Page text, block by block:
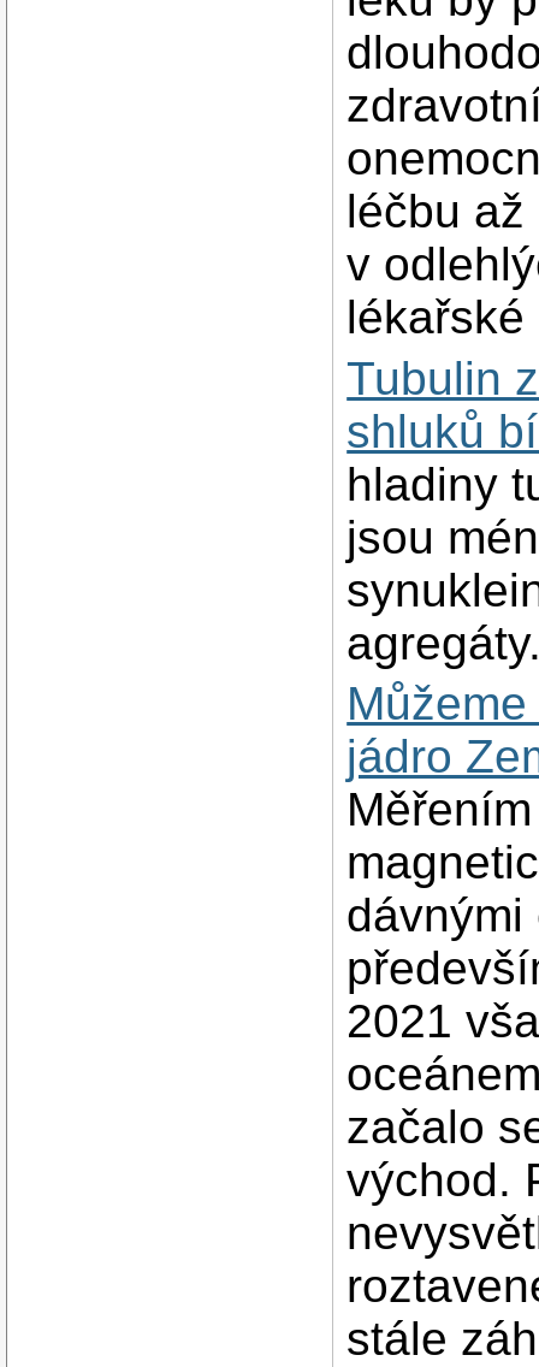
léčbu
v
lékařské
Tubulin
shluků
hladiny
jsou
jádro
2021
začalo
východ.
stále